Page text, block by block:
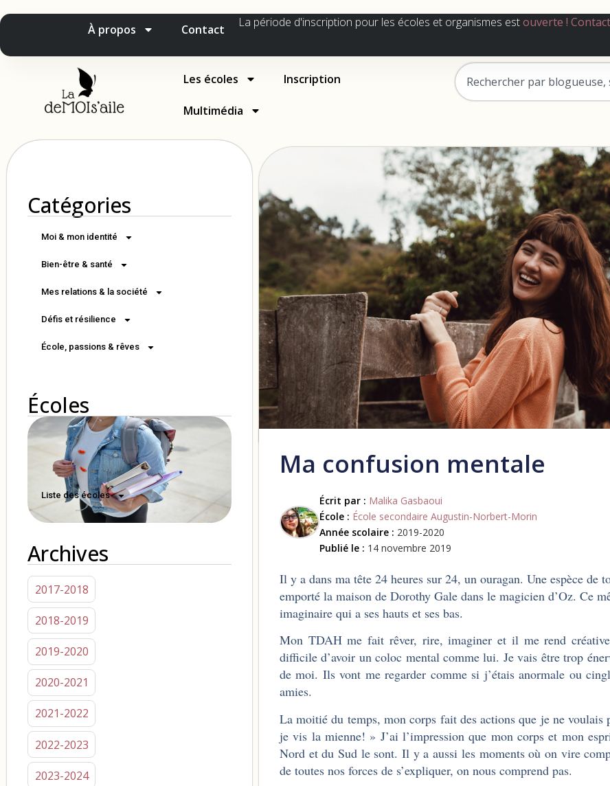
À propos Contact La période d'inscription pour les écoles et organismes estouverte !
Les écoles Inscription
Multimédia
Catégories
Moi & mon identité
Bien-être & santé
Mes relations & la société
Défis et résilience
École, passions & rêves
Écoles
Liste des écoles
Archives
2017-2018
2018-2019
2019-2020
2020-2021
2021-2022
2022-2023
2023-2024
Ma confusion mentale
Écrit par : Malika Gasbaoui
École : École secondaire Augustin-Norbert-Morin
Année scolaire : 2019-2020
Publié le : 14 novembre 2019
Il y a dans ma tête 24 heures sur 24, un ouragan. Une espèce de
emporté la maison de Dorothy Gale dans le magicien d’Oz. Ce
imaginaire qui a ses hauts et ses bas.
Mon TDAH me fait rêver, rire, imaginer et il me rend
difficile d’avoir un coloc mental comme lui. Je vais être trop
de moi. Ils vont me regarder comme si j’étais anormale ou
amies.
La moitié du temps, mon corps fait des actions que je ne
je vis la mienne! » J’ai l’impression que mon corps et mon
Nord et du Sud le sont. Il y a aussi les moments où on vire
de toutes nos forces de s’expliquer, on nous comprend pas.